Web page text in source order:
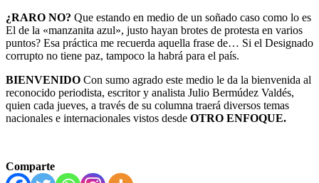
¿RARO NO? Que estando en medio de un soñado caso como lo es
El de la «manzanita azul», justo hayan brotes de protesta en varios
puntos? Esa práctica me recuerda aquella frase de… Si el Designado
corrupto no tiene paz, tampoco la habrá para el país.
BIENVENIDO Con sumo agrado este medio le da la bienvenida al
reconocido periodista, escritor y analista Julio Bermúdez Valdés,
quien cada jueves, a través de su columna traerá diversos temas
nacionales e internacionales vistos desde OTRO ENFOQUE.
Comparte